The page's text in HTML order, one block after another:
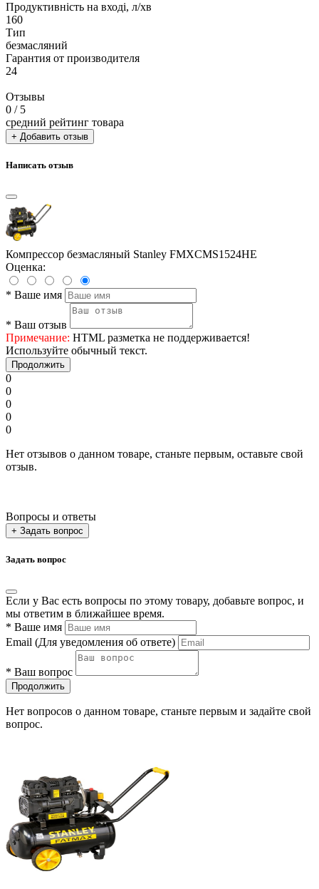
Продуктивність на вході, л/хв
160
Тип
безмасляний
Гарантия от производителя
24
Отзывы
0 / 5
средний рейтинг товара
+ Добавить отзыв
Написать отзыв
Компрессор безмасляный Stanley FMXCMS1524HE
Оценка:
* Ваше имя
* Ваш отзыв
Примечание: HTML разметка не поддерживается!
Используйте обычный текст.
Продолжить
0
0
0
0
0
Нет отзывов о данном товаре, станьте первым, оставьте свой
отзыв.
Вопросы и ответы
+ Задать вопрос
Задать вопрос
Если у Вас есть вопросы по этому товару, добавьте вопрос, и
мы ответим в ближайшее время.
* Ваше имя
Email (Для уведомления об ответе)
* Ваш вопрос
Продолжить
Нет вопросов о данном товаре, станьте первым и задайте свой
вопрос.